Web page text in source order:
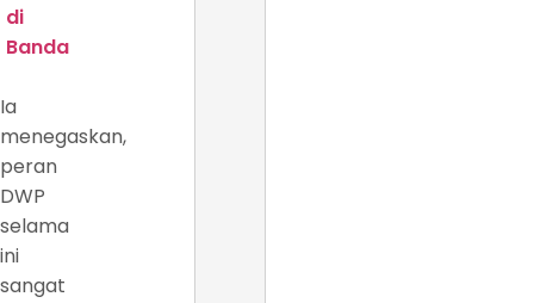
di
Banda
Ia
menegaskan,
peran
DWP
selama
ini
sangat